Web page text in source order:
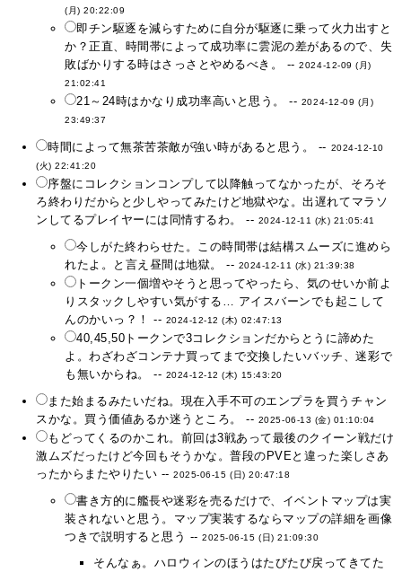
(月) 20:22:09
即チン駆逐を減らすために自分が駆逐に乗って火力出すと
か？正直、時間帯によって成功率に雲泥の差があるので、失
敗ばかりする時はさっさとやめるべき。 --2024-12-09 (月)
21:02:41
21～24時はかなり成功率高いと思う。 -- 2024-12-09 (月)
23:49:37
時間によって無茶苦茶敵が強い時があると思う。 -- 2024-12-10
(火) 22:41:20
序盤にコレクションコンプして以降触ってなかったが、そろそ
ろ終わりだからと少しやってみたけど地獄やな。出遅れてマラソ
ンしてるプレイヤーには同情するわ。 -- 2024-12-11 (水) 21:05:41
今しがた終わらせた。この時間帯は結構スムーズに進めら
れたよ。と言え昼間は地獄。 -- 2024-12-11 (水) 21:39:38
トークン一個増やそうと思ってやったら、気のせいか前よ
りスタックしやすい気がする… アイスバーンでも起こして
んのかいっ？！ -- 2024-12-12 (木) 02:47:13
40,45,50トークンで3コレクションだからとうに諦めた
よ。わざわざコンテナ買ってまで交換したいバッチ、迷彩で
も無いからね。 -- 2024-12-12 (木) 15:43:20
また始まるみたいだね。現在入手不可のエンプラを買うチャン
スかな。買う価値あるか迷うところ。 -- 2025-06-13 (金) 01:10:04
もどってくるのかこれ。前回は3戦あって最後のクイーン戦だけ
激ムズだったけど今回もそうかな。普段のPVEと違った楽しさあ
ったからまたやりたい --2025-06-15 (日) 20:47:18
書き方的に艦長や迷彩を売るだけで、イベントマップは実
装されないと思う。マップ実装するならマップの詳細を画像
つきで説明すると思う --2025-06-15 (日) 21:09:30
そんなぁ。ハロウィンのほうはたびたび戻ってきてた